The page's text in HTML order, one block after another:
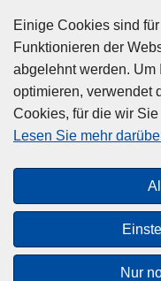
Einige Cookies sind
Funktionieren der
abgelehnt werden. Um
optimieren, verwendet
Cookies, für die wir
Lesen Sie mehr
Nur
g
e
S
e
i
t
©